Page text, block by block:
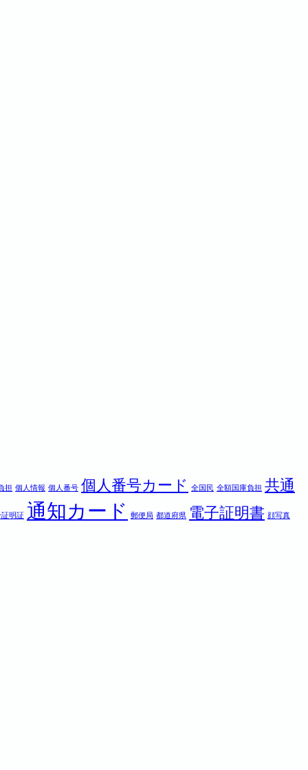
担 個人情報 個人番号 個人番号カード 全国民 全額国庫負担 共通
明証 通知カード 郵便局 都道府県 電子証明書 顔写真